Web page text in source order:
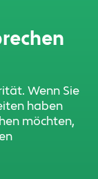
Wenn Sie
haben
möchten,